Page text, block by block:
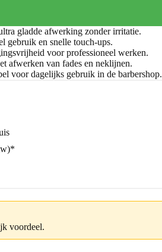
gladde afwerking zonder irritatie.
gebruik en snelle touch-ups.
voor professioneel werken.
afwerken van fades en neklijnen.
voor dagelijks gebruik in de barbershop.
voordeel.